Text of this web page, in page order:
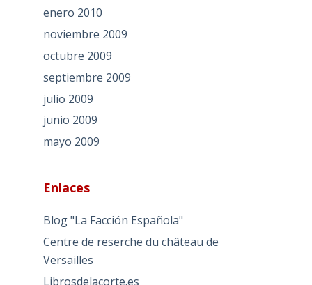
enero 2010
noviembre 2009
octubre 2009
septiembre 2009
julio 2009
junio 2009
mayo 2009
Enlaces
Blog "La Facción Española"
Centre de reserche du château de
Versailles
Librosdelacorte.es